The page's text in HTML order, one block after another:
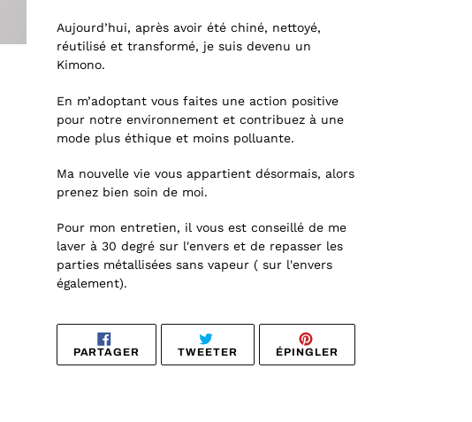
Aujourd’hui, après avoir été chiné, nettoyé,
réutilisé et transformé, je suis devenu un
Kimono.
En m’adoptant vous faites une action positive
pour notre environnement et contribuez à une
mode plus éthique et moins polluante.
Ma nouvelle vie vous appartient désormais, alors
prenez bien soin de moi.
Pour mon entretien, il vous est conseillé de me
laver à 30 degré sur l'envers et de repasser les
parties métallisées sans vapeur ( sur l'envers
également).
PARTAGER PARTAGER
SUR
TWEETER TWEETER
SUR
ÉPINGLERÉPINGLER
SUR